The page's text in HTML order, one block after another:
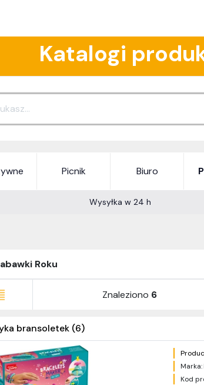
Katalogi
Picnik Biuro
Wysyłka w 24 h
Roku
Znaleziono 6
bransoletek (6)
Marka:
Kod